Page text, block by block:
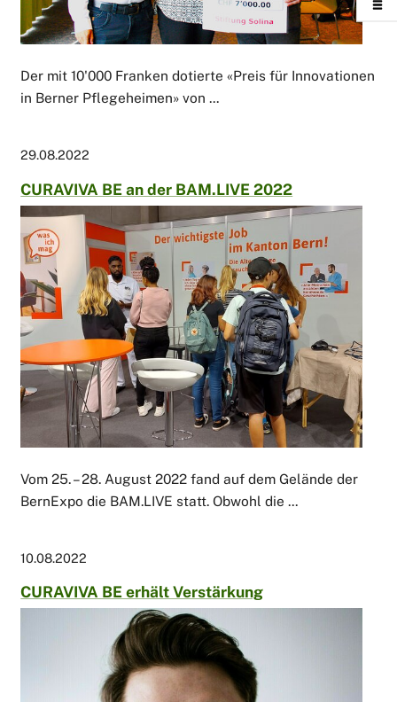
Der mit 10'000 Franken dotierte «Preis für Innovationen
in Berner Pflegeheimen» von ...
29.08.2022
CURAVIVA BE an der BAM.LIVE 2022
Vom 25. – 28. August 2022 fand auf dem Gelände der
BernExpo die BAM.LIVE statt. Obwohl die ...
10.08.2022
CURAVIVA BE erhält Verstärkung